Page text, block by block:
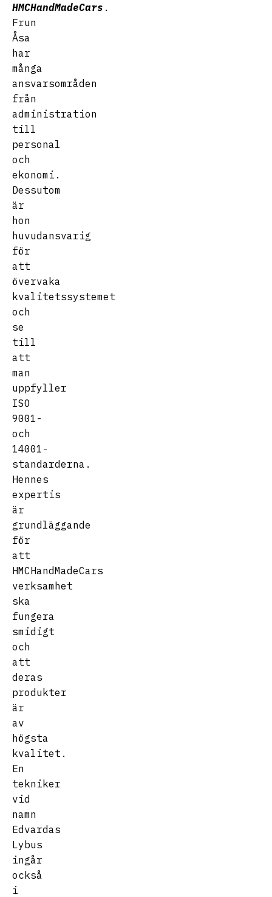
HMCHandMadeCars .
Frun
Åsa
har
många
ansvarsområden
från
administration
till
personal
och
ekonomi.
Dessutom
är
hon
huvudansvarig
för
att
övervaka
kvalitetssystemet
och
se
till
att
man
uppfyller
ISO
9001-
och
14001-
standarderna.
Hennes
expertis
är
grundläggande
för
att
HMCHandMadeCars
verksamhet
ska
fungera
smidigt
och
att
deras
produkter
är
av
högsta
kvalitet.
En
tekniker
vid
namn
Edvardas
Lybus
ingår
också
i